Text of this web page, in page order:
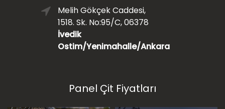
Melih Gökçek Caddesi,
1518. Sk. No:95/C, 06378
İvedik
Ostim/Yenimahalle/Ankara
Panel Çit Fiyatları